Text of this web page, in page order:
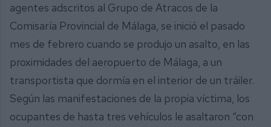
agentes adscritos al Grupo de Atracos de la
Comisaría Provincial de Málaga, se inició el pasado
mes de febrero cuando se produjo un asalto, en las
proximidades del aeropuerto de Málaga, a un
transportista que dormía en el interior de un tráiler.
Según las manifestaciones de la propia víctima, los
ocupantes de hasta tres vehículos le asaltaron “con